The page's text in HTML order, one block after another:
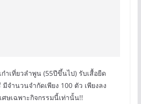
าเที่ยวลำพูน (55ปีขึ้นไป) รับเสื้อยืด
จำนวนจำกัดเพียง 100 ตัว เพียงลง
ษเฉพาะกิจกรรมนี้เท่านั้น!!